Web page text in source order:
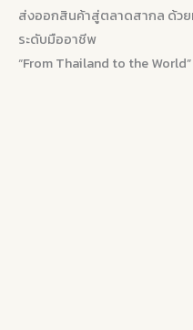
ส่งออกสินค้าสู่ตลาดสากล ด้ว
ระดับมืออาชีพ
“From Thailand to the World”